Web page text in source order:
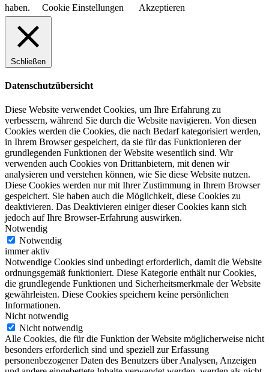
haben.
Cookie Einstellungen Akzeptieren
Schließen
Datenschutzübersicht
Diese Website verwendet Cookies, um Ihre Erfahrung zu
verbessern, während Sie durch die Website navigieren. Von diesen
Cookies werden die Cookies, die nach Bedarf kategorisiert werden,
in Ihrem Browser gespeichert, da sie für das Funktionieren der
grundlegenden Funktionen der Website wesentlich sind. Wir
verwenden auch Cookies von Drittanbietern, mit denen wir
analysieren und verstehen können, wie Sie diese Website nutzen.
Diese Cookies werden nur mit Ihrer Zustimmung in Ihrem Browser
gespeichert. Sie haben auch die Möglichkeit, diese Cookies zu
deaktivieren. Das Deaktivieren einiger dieser Cookies kann sich
jedoch auf Ihre Browser-Erfahrung auswirken.
Notwendig
Notwendig
immer aktiv
Notwendige Cookies sind unbedingt erforderlich, damit die Website
ordnungsgemäß funktioniert. Diese Kategorie enthält nur Cookies,
die grundlegende Funktionen und Sicherheitsmerkmale der Website
gewährleisten. Diese Cookies speichern keine persönlichen
Informationen.
Nicht notwendig
Nicht notwendig
Alle Cookies, die für die Funktion der Website möglicherweise nicht
besonders erforderlich sind und speziell zur Erfassung
personenbezogener Daten des Benutzers über Analysen, Anzeigen